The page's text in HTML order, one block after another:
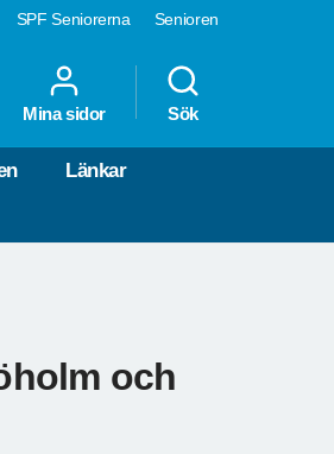
SPF Seniorerna Senioren
Mina sidor Sök
Länkar
och